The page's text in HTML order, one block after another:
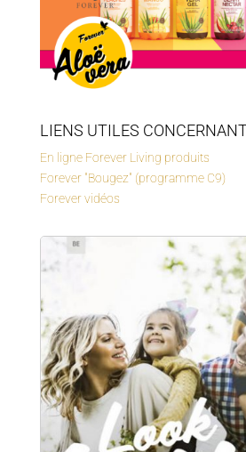
LIENS UTILES
En ligne Forever Living produits
Forever "Bougez" (programme C9)
Forever vidéos